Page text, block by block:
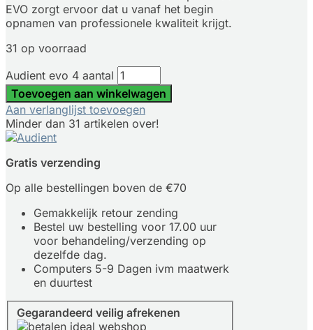
EVO zorgt ervoor dat u vanaf het begin
opnamen van professionele kwaliteit krijgt.
31 op voorraad
Audient evo 4 aantal
Toevoegen aan winkelwagen
Aan verlanglijst toevoegen
Minder dan 31 artikelen over!
Gratis verzending
Op alle bestellingen boven de €70
Gemakkelijk retour zending
Bestel uw bestelling voor 17.00 uur
voor behandeling/verzending op
dezelfde dag.
Computers 5-9 Dagen ivm maatwerk
en duurtest
Gegarandeerd veilig afrekenen